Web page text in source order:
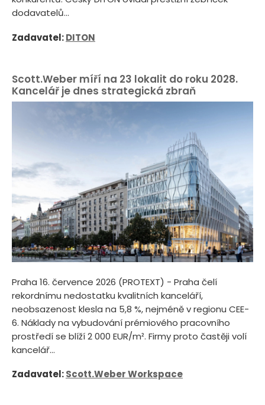
dodavatelů...
Zadavatel:DITON
Scott.Weber míří na 23 lokalit do roku 2028.
Kancelář je dnes strategická zbraň
Praha 16. července 2026 (PROTEXT) - Praha čelí
rekordnímu nedostatku kvalitních kanceláří,
neobsazenost klesla na 5,8 %, nejméně v regionu CEE-
6. Náklady na vybudování prémiového pracovního
prostředí se blíží 2 000 EUR/m². Firmy proto častěji volí
kancelář...
Zadavatel:Scott.Weber Workspace